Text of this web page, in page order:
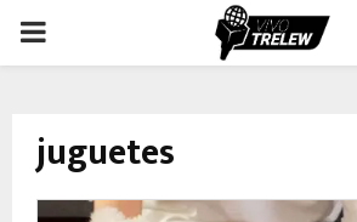
PRIMARY
juguetes